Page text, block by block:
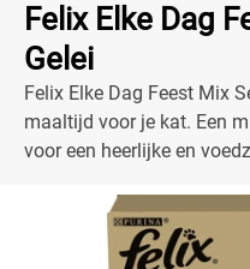
Felix Elke Dag
Gelei
Felix Elke Dag Feest Mix
maaltijd voor je kat. Een
voor een heerlijke en